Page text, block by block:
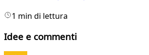
1 min di lettura
Idee e commenti